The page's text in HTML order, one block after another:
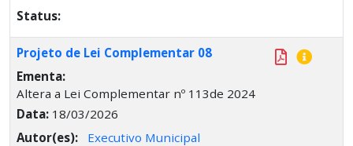
Status:
Projeto de Lei Complementar 08
Ementa:
Altera a Lei Complementar nº 113de 2024
Data: 18/03/2026
Autor(es):
Executivo Municipal